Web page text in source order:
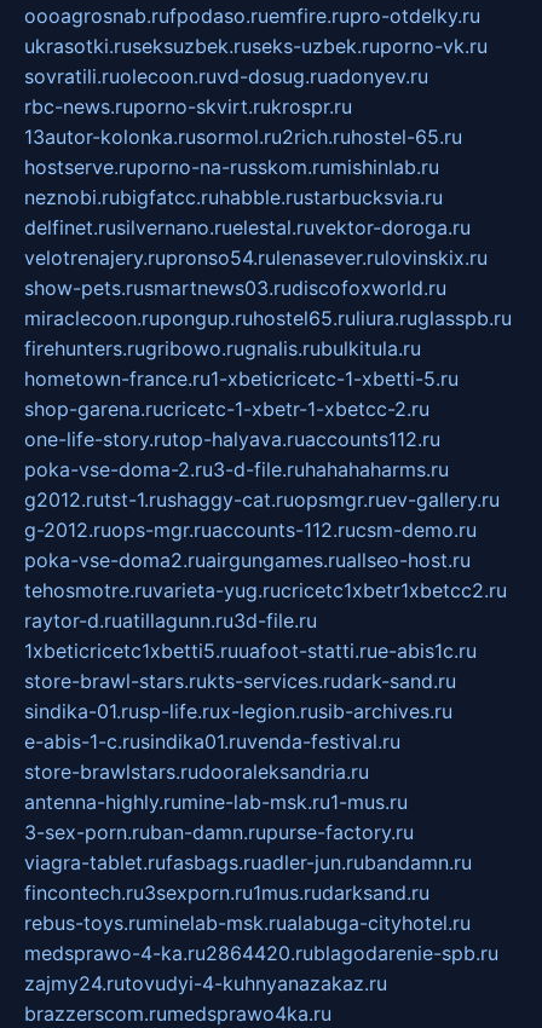
oooagrosnab.rufpodaso.ruemfire.rupro-otdelky.ru
ukrasotki.ruseksuzbek.ruseks-uzbek.ruporno-vk.ru
sovratili.ruolecoon.ruvd-dosug.ruadonyev.ru
rbc-news.ruporno-skvirt.rukrospr.ru
13autor-kolonka.rusormol.ru2rich.ruhostel-65.ru
hostserve.ruporno-na-russkom.rumishinlab.ru
neznobi.rubigfatcc.ruhabble.rustarbucksvia.ru
delfinet.rusilvernano.ruelestal.ruvektor-doroga.ru
velotrenajery.rupronso54.rulenasever.rulovinskix.ru
show-pets.rusmartnews03.rudiscofoxworld.ru
miraclecoon.rupongup.ruhostel65.ruliura.ruglasspb.ru
firehunters.rugribowo.rugnalis.rubulkitula.ru
hometown-france.ru1-xbeticricetc-1-xbetti-5.ru
shop-garena.rucricetc-1-xbetr-1-xbetcc-2.ru
one-life-story.rutop-halyava.ruaccounts112.ru
poka-vse-doma-2.ru3-d-file.ruhahahaharms.ru
g2012.rutst-1.rushaggy-cat.ruopsmgr.ruev-gallery.ru
g-2012.ruops-mgr.ruaccounts-112.rucsm-demo.ru
poka-vse-doma2.ruairgungames.ruallseo-host.ru
tehosmotre.ruvarieta-yug.rucricetc1xbetr1xbetcc2.ru
raytor-d.ruatillagunn.ru3d-file.ru
1xbeticricetc1xbetti5.ruuafoot-statti.rue-abis1c.ru
store-brawl-stars.rukts-services.rudark-sand.ru
sindika-01.rusp-life.rux-legion.rusib-archives.ru
e-abis-1-c.rusindika01.ruvenda-festival.ru
store-brawlstars.rudooraleksandria.ru
antenna-highly.rumine-lab-msk.ru1-mus.ru
3-sex-porn.ruban-damn.rupurse-factory.ru
viagra-tablet.rufasbags.ruadler-jun.rubandamn.ru
fincontech.ru3sexporn.ru1mus.rudarksand.ru
rebus-toys.ruminelab-msk.rualabuga-cityhotel.ru
medsprawo-4-ka.ru2864420.rublagodarenie-spb.ru
zajmy24.rutovudyi-4-kuhnyanazakaz.ru
brazzerscom.rumedsprawo4ka.ru